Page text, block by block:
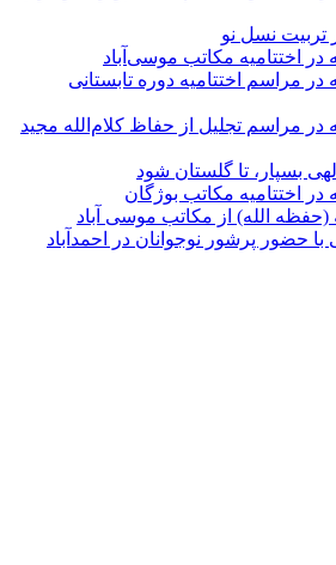
تربیت نسل نو
در اختتامیه مکاتب موسی‌آباد
در مراسم اختتامیه دوره تابستانی
در مراسم تجلیل از حفاظ کلام‌الله مجید
بسپار، تا گلستان شود
در اختتامیه مکاتب بوژگان
(حفظه الله) از مکاتب موسی آباد
حضور پرشور نوجوانان در احمدآباد